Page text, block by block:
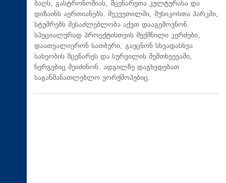
ბაღს, გასტრონომიას, მცენარეთა კულტურასა და
დიზაინს აერთიანებს. შეკვეთილში, მუსიკოსთა პარკში,
სტუმრებს შესაძლებლობა აქვთ დააგემოვნონ
სპეციალურად პროექტისთვის შექმნილი კერძები,
დაათვალიერონ სათბური, გაეცნონ სხვადასხვა
სახეობის მცენარეს და სურვილის შემთხვევაში,
ნერგებიც შეიძინონ. ადგილზე დაგხვდებათ
საგანმანათლებლო ვორქშოპებიც.